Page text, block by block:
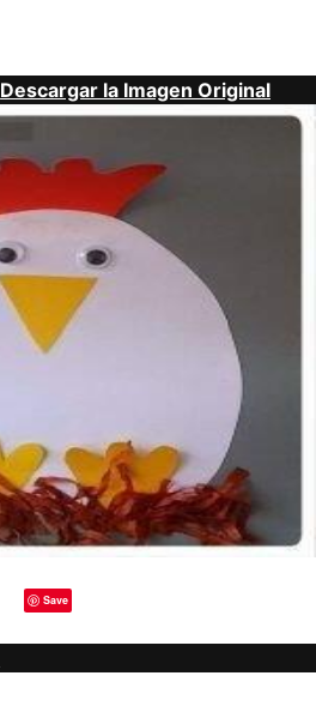
Descargar la Imagen Original
Save